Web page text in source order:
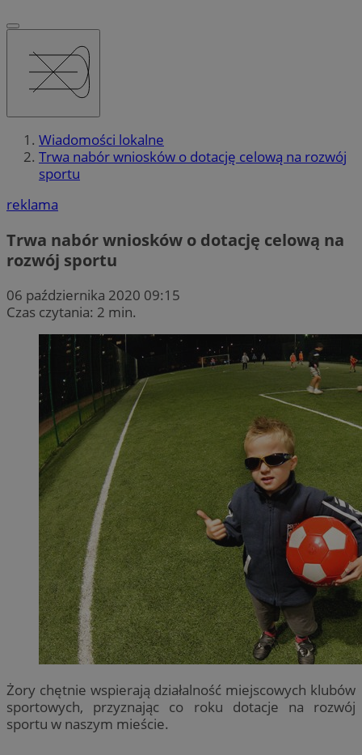
Wiadomości lokalne
Trwa nabór wniosków o dotację celową na rozwój
sportu
reklama
Trwa nabór wniosków o dotację celową na
rozwój sportu
06 października 2020 09:15
Czas czytania: 2 min.
Żory chętnie wspierają działalność miejscowych klubów
sportowych, przyznając co roku dotacje na rozwój
sportu w naszym mieście.